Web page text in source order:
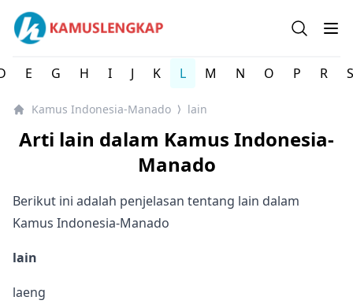
Kamus Lengkap Indonesia-Manado - Kamus Bahasa
Open
E G H I J K L M N O P R S
Kamus Indonesia-Manado ⟩ lain
Arti lain dalam Kamus Indonesia-
Manado
Berikut ini adalah penjelasan tentang lain dalam
Kamus Indonesia-Manado
lain
laeng